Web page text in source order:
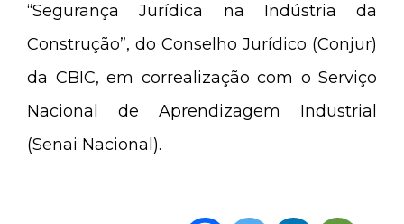
“Segurança Jurídica na Indústria da
Construção”, do Conselho Jurídico (Conjur)
da CBIC, em correalização com o Serviço
Nacional de Aprendizagem Industrial
(Senai Nacional).